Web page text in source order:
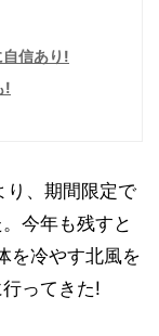
自信あり!
!
り、期間限定で
今年も残すと
を冷やす北風を
ってきた!